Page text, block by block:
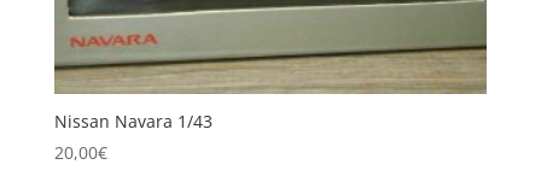
Nissan Navara 1/43
20,00€